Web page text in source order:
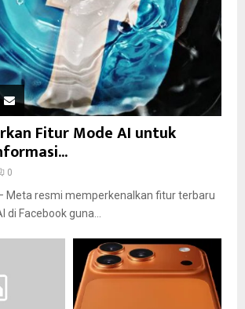
Fitur Mode AI untuk
0
Meta resmi memperkenalkan fitur terbaru
Facebook guna...